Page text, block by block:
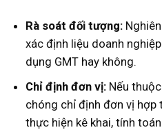
Rà soát đối tượng:
xác định liệu doanh
dụng GMT hay không.
Chỉ định đơn vị:Nếu
chóng chỉ định đơn vị hợp
thực hiện kê khai, tính